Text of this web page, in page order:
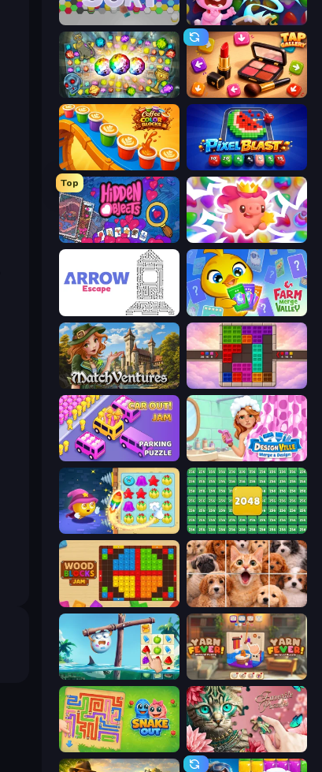
Skydom: Reforged
Forgotten Treasure 2 Tap Gallery
Coffee Color Blocks Pixel Blast
Top
Hidden Objects Match Arena
Arrow Escape Farm Merge Valley
MatchVentures Color Cube Puzzle
Car OUT! Jam Parking Puzzle Designville: Merge & Design
Candy Riddles 2048 Merge Blocks
Wood Blocks Jam Jigpic Solitaire
Sugar Heroes Yarn Fever! Unravel Puzzle
Snake Out: Maze Escape Favorite Puzzles